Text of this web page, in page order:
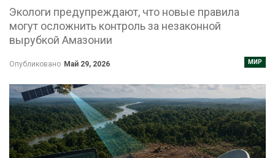
Экологи предупреждают, что новые правила
могут осложнить контроль за незаконной
вырубкой Амазонии
МИР
Опубликовано Май 29, 2026